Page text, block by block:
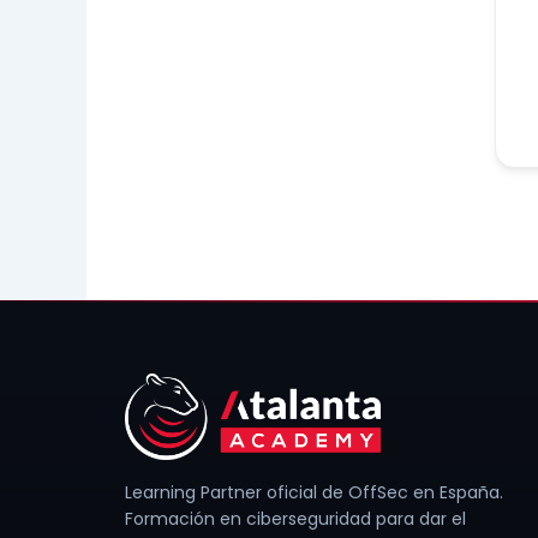
Learning Partner oficial de OffSec en España.
Formación en ciberseguridad para dar el